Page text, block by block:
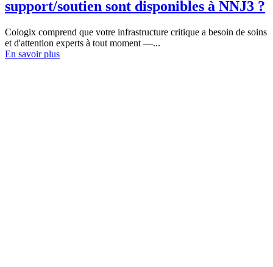
support/soutien sont disponibles à NNJ3 ?
Cologix comprend que votre infrastructure critique a besoin de soins
et d'attention experts à tout moment —...
En savoir plus